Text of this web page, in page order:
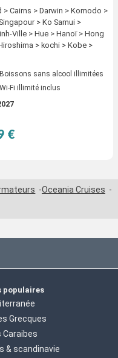
Cairns > Darwin > Komodo >
> Ko Samui >
Ville > Hue > Hanoï > Hong
> kochi > Kobe >
Boissons sans alcool illimitées
Wi-Fi illimité inclus
€
Oceania Cruises
populaires
Grecques
Caraibes
& scandinavie